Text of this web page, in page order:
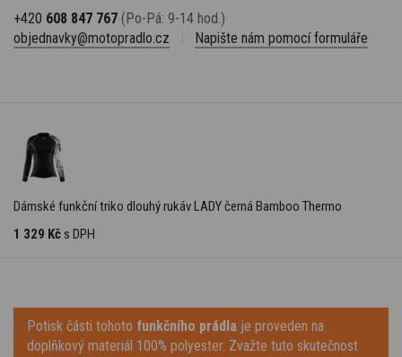
+420 608 847 767 (Po-Pá: 9-14 hod.)
objednavky@motopradlo.cz
Napište nám pomocí formuláře
Dámské funkční triko dlouhý rukáv LADY černá Bamboo Thermo
1 329 Kč s DPH
Potisk části tohoto funkčního prádla je proveden na
doplňkový materiál 100% polyester. Zvažte tuto skutečnost